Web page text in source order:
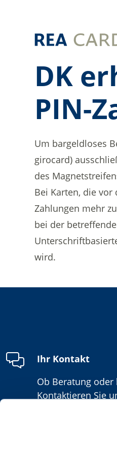
DK
PIN-
Um bargeldloses
girocard)
des
Bei Karten, die
Zahlungen mehr
bei der
wird.
Ihr Kontakt
Ob Beratung oder
Kontaktieren Sie